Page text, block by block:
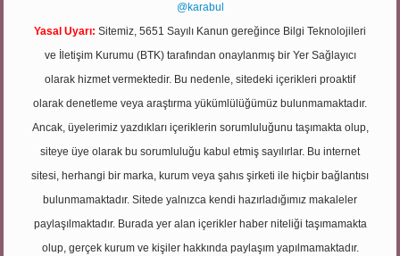
@karabul
Yasal Uyarı: Sitemiz, 5651 Sayılı Kanun gereğince Bilgi Teknolojileri
ve İletişim Kurumu (BTK) tarafından onaylanmış bir Yer Sağlayıcı
olarak hizmet vermektedir. Bu nedenle, sitedeki içerikleri proaktif
olarak denetleme veya araştırma yükümlülüğümüz bulunmamaktadır.
Ancak, üyelerimiz yazdıkları içeriklerin sorumluluğunu taşımakta olup,
siteye üye olarak bu sorumluluğu kabul etmiş sayılırlar. Bu internet
sitesi, herhangi bir marka, kurum veya şahıs şirketi ile hiçbir bağlantısı
bulunmamaktadır. Sitede yalnızca kendi hazırladığımız makaleler
paylaşılmaktadır. Burada yer alan içerikler haber niteliği taşımamakta
olup, gerçek kurum ve kişiler hakkında paylaşım yapılmamaktadır.